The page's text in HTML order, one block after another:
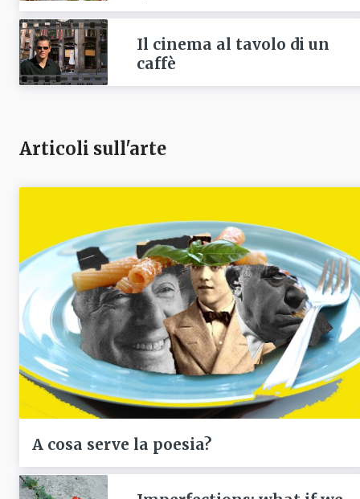
Il cinema al tavolo di un
caffè
Articoli sull'arte
A cosa serve la poesia?